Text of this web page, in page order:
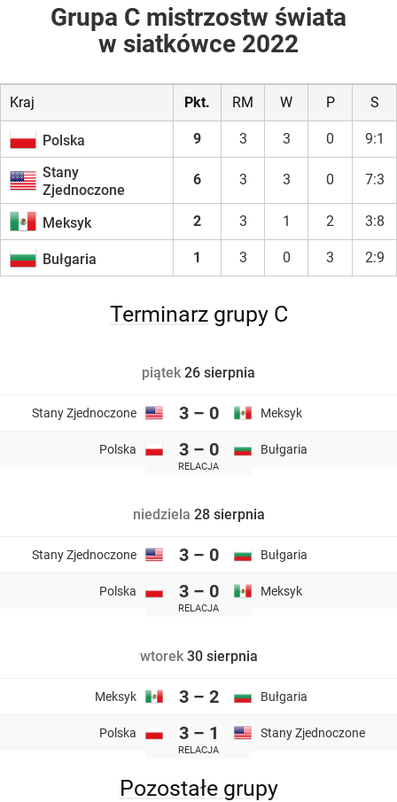
Grupa C mistrzostw świata
w siatkówce 2022
Kraj Pkt. RM W P S
Polska 9 3 3 0
9:1
Stany
Zjednoczone
6 3 3 0 7:3
Meksyk 2 3 1 2 3:8
Bułgaria 1 3 0 3 2:9
Terminarzgrupy C
piątek 26 sierpnia
Stany Zjednoczone 3 – 0 Meksyk
Polska 3 – 0 Bułgaria
RELACJA
niedziela 28 sierpnia
Stany Zjednoczone 3 – 0 Bułgaria
Polska 3 – 0 Meksyk
RELACJA
wtorek30 sierpnia
Meksyk 3 – 2 Bułgaria
Polska 3 – 1 Stany Zjednoczone
RELACJA
Pozostałe grupy